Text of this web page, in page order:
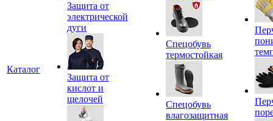
Каталог
Защита от
электрической
дуги
Защита от
кислот и
щелочей
Спецобувь
термостойкая
Спецобувь
влагозащитная